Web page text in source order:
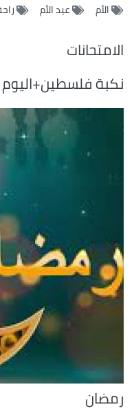
الأم عيد الأم
الامتحانات
نكبة
رمضان